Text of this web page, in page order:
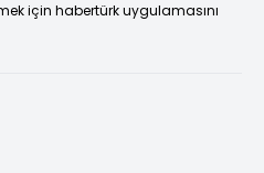
için habertürk uygulamasını